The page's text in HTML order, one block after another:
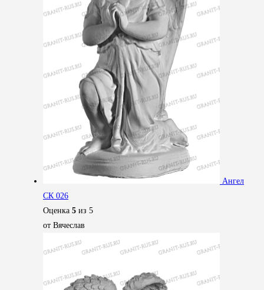
Ангел
СК 026
Оценка 5 из 5
от Вячеслав